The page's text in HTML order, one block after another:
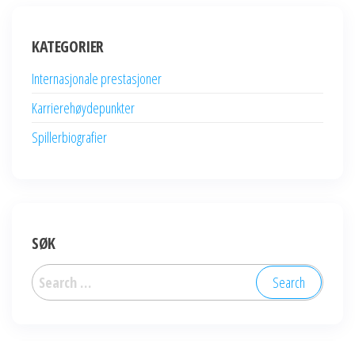
KATEGORIER
Internasjonale prestasjoner
Karrierehøydepunkter
Spillerbiografier
SØK
Search
for: